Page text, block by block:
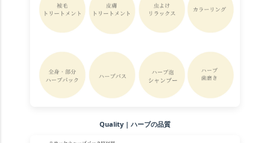
Quality | ハーブの品質